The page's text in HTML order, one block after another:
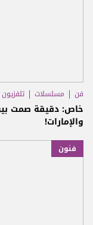
فن مسلسلات تلفزيون
خاص: دقيقة صمت
والإمارات!
فنون